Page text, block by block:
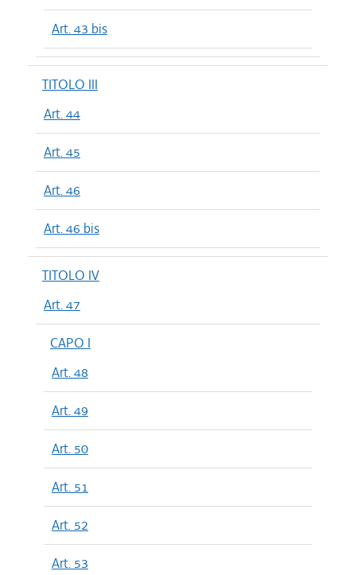
Art. 43 bis
TITOLO III
Art. 44
Art. 45
Art. 46
Art. 46 bis
TITOLO IV
Art. 47
CAPO I
Art. 48
Art. 49
Art. 50
Art. 51
Art. 52
Art. 53